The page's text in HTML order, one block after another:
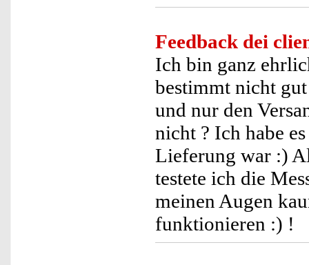
Feedback dei
Ich bin ganz
bestimmt nicht
und nur den
nicht ? Ich habe
Lieferung war :)
testete ich die
meinen Augen
funktionieren :) !